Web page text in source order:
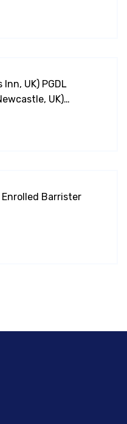
UK) PGDL
UK)…
Enrolled Barrister